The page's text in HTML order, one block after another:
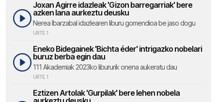
Joxan Agirre idazleak 'Gizon barregarriak' bere
azken lana aurkeztu deusku
Nerea Ibarzabal idazlearen liburu gomendioa be jaso dogu
URTE 1
Eneko Bidegainek 'Bichta éder' intrigazko nobelari
buruz berba egin dau
111 Akademiak 2023ko libururik onena aukeratu dau
URTE 1
Eztizen Artolak 'Gurpilak' bere lehen nobela